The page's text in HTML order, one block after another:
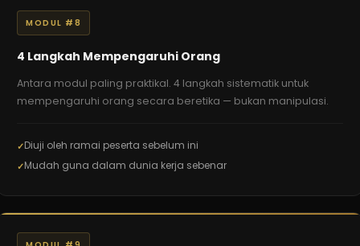
MODUL #8
4 Langkah Mempengaruhi Orang
Antara modul paling praktikal. 4 langkah sistematik untuk
mempengaruhi orang secara beretika — bukan manipulasi.
Diuji oleh ramai peserta sebelum ini
Mudah guna dalam dunia kerja sebenar